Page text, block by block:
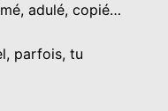
adulé, copié…
parfois, tu